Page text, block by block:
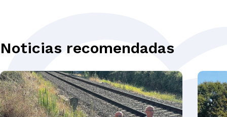
Noticias recomendadas